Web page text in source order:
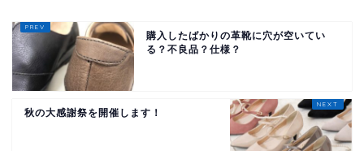
購入したばかりの革靴に穴が空いてい
る？不良品？仕様？
秋の大感謝祭を開催します！